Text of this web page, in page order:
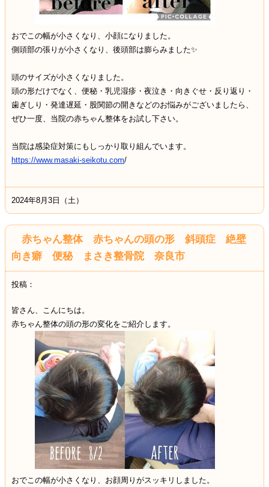
おでこの幅が小さくなり、小顔になりました。
側頭部の張りが小さくなり、後頭部は膨らみました✨
頭のサイズが小さくなりました。
頭の形だけでなく、便秘・乳児湿疹・夜泣き・向きぐせ・反り返り・
歯ぎしり・発達遅延・股関節の開きなどのお悩みがございましたら、
ぜひ一度、当院の赤ちゃん整体をお試し下さい。
当院は感染症対策にもしっかり取り組んでいます。
https://www.masaki-seikotu.com/
2024年8月3日（土）
赤ちゃん整体 赤ちゃんの頭の形 斜頭症 絶壁
向き癖 便秘 まさき整骨院 奈良市
投稿：
皆さん、こんにちは。
赤ちゃん整体の頭の形の変化をご紹介します。
おでこの幅が小さくなり、お顔周りがスッキリしました。